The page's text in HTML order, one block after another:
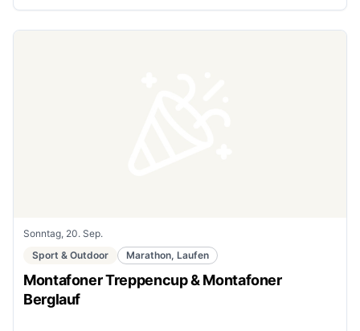
Sonntag, 20. Sep.
Sport & Outdoor
Marathon, Laufen
Montafoner Treppencup & Montafoner
Berglauf